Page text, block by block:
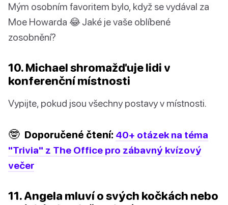
Mým osobním favoritem bylo, když se vydával za
Moe Howarda 😂 Jaké je vaše oblíbené
zosobnění?
10. Michael shromažďuje lidi v
konferenční místnosti
Vypijte, pokud jsou všechny postavy v místnosti.
🤓 Doporučené čtení: 40+ otázek na téma
"Trivia" z The Office pro zábavný kvízový
večer
11. Angela mluví o svých kočkách nebo